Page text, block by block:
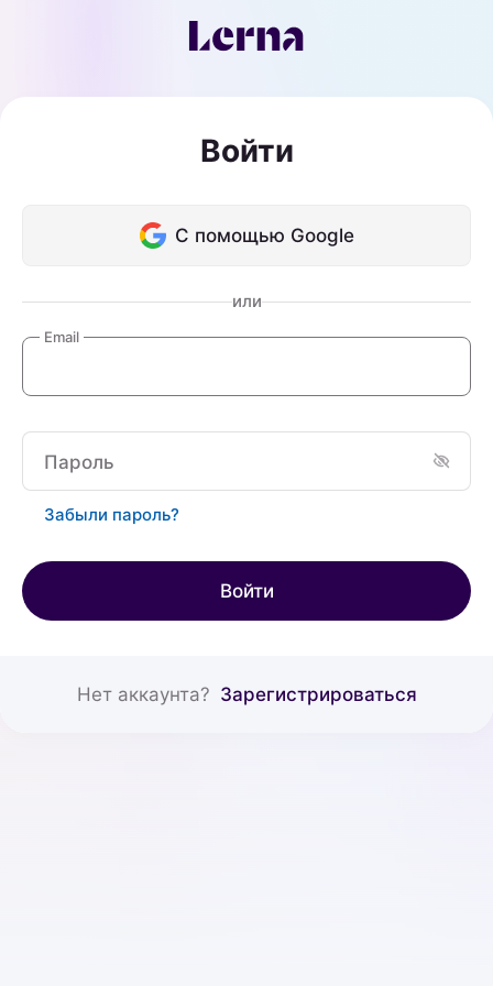
Войти
С помощью Google
или
Email
Пароль
Забыли пароль?
Войти
Нет аккаунта? Зарегистрироваться